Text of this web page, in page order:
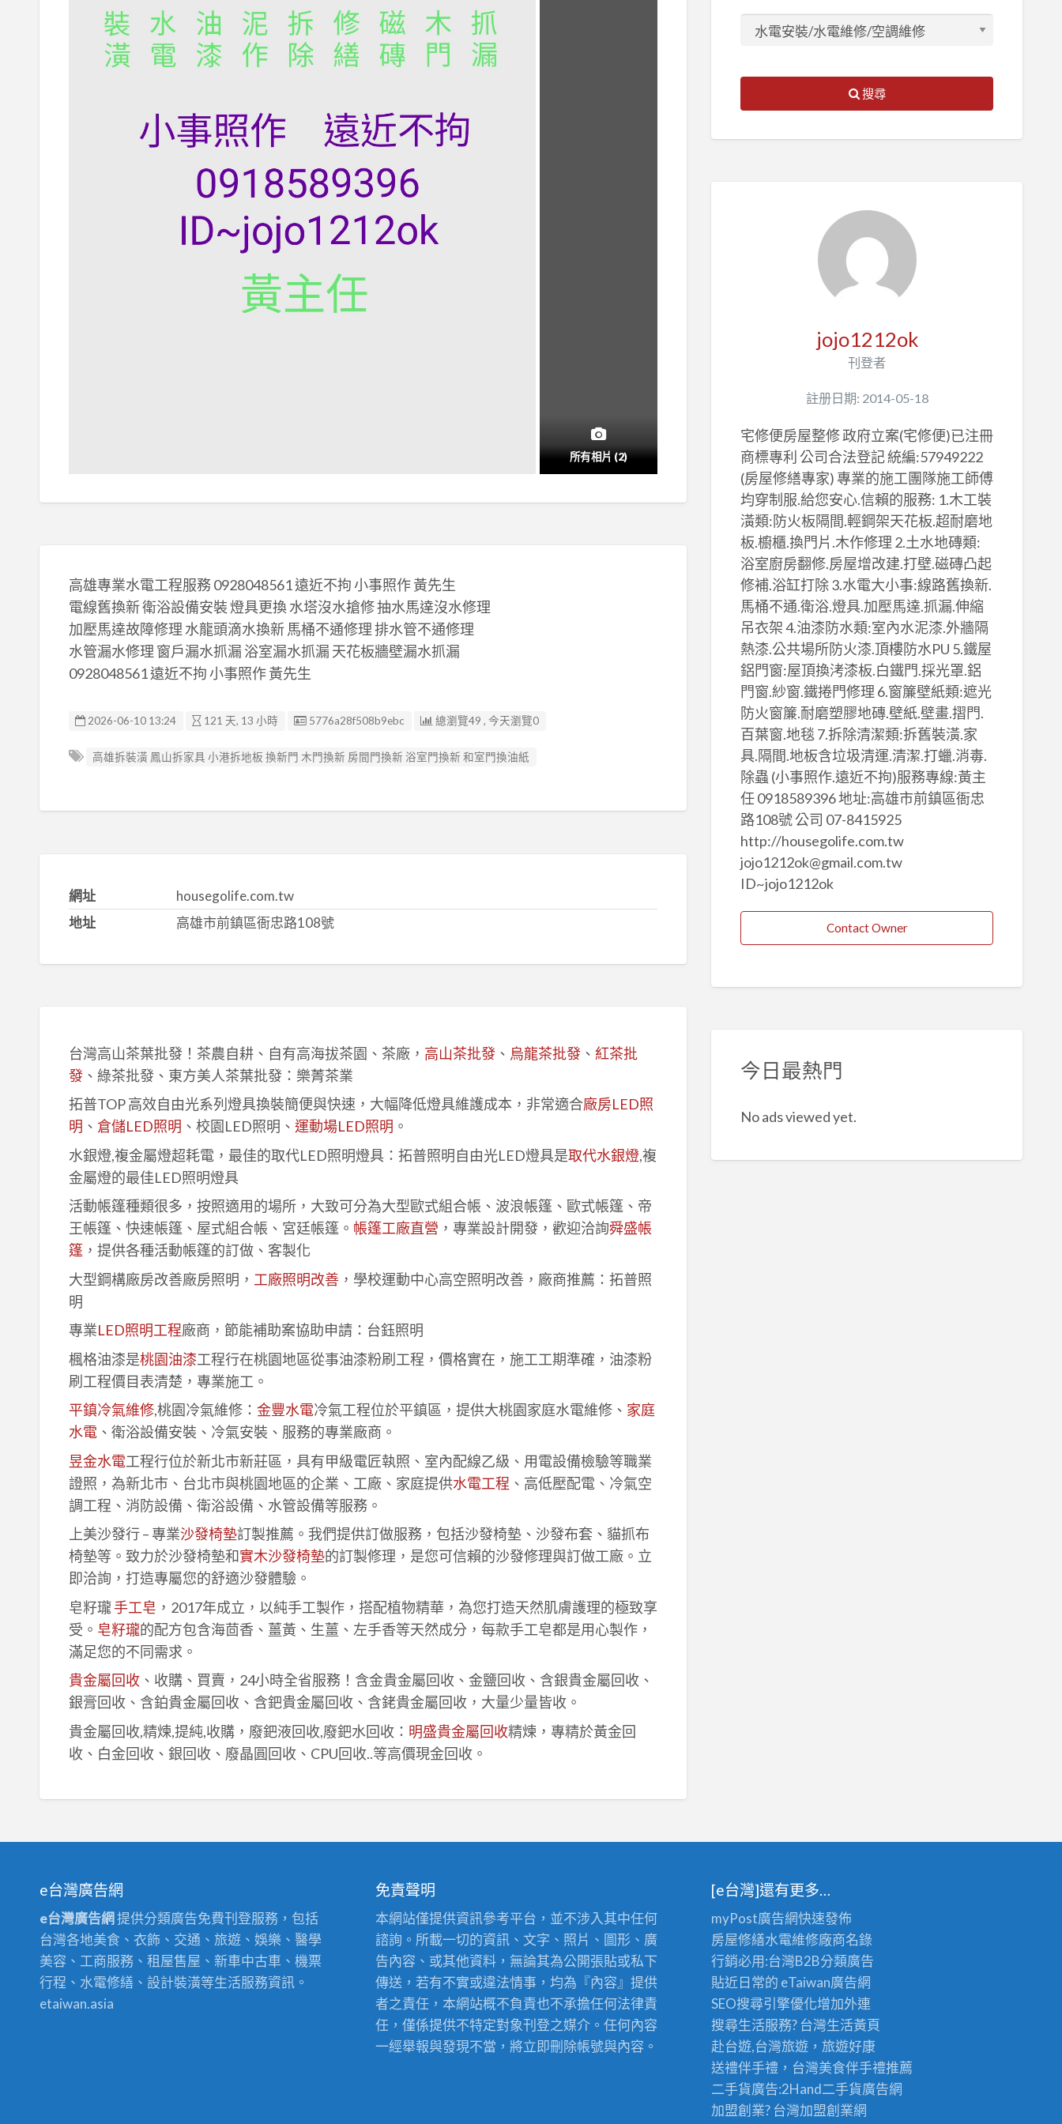
所有相片 (2)
高雄專業水電工程服務 0928048561 遠近不拘 小事照作 黃先生
電線舊換新 衛浴設備安裝 燈具更換 水塔沒水搶修 抽水馬達沒水修理
加壓馬達故障修理 水龍頭滴水換新 馬桶不通修理 排水管不通修理
水管漏水修理 窗戶漏水抓漏 浴室漏水抓漏 天花板牆壁漏水抓漏
0928048561 遠近不拘 小事照作 黃先生
2026-06-10 13:24 121 天, 13 小時 廣告编號
5776a28f508b9ebc 總瀏覽49 , 今天瀏覽0
高雄拆裝潢 鳳山拆家具 小港拆地板 換新門 木門換新 房間門換新 浴室門換新 和室門換油紙
網址
housegolife.com.tw
地址
高雄市前鎮區衙忠路108號
台灣高山茶葉批發！茶農自耕、自有高海拔茶園、茶廠， 高山茶批發、 烏龍茶批發、 紅茶批
發、綠茶批發、東方美人茶葉批發：樂菁茶業
拓普TOP 高效自由光系列燈具換裝簡便與快速，大幅降低燈具維護成本，非常適合廠房LED照
明 、 倉儲LED照明 、校園LED照明、 運動場LED照明 。
水銀燈,複金屬燈超耗電，最佳的取代LED照明燈具：拓普照明自由光LED燈具是取代水銀燈,複
金屬燈的最佳LED照明燈具
活動帳篷種類很多，按照適用的場所，大致可分為大型歐式組合帳、波浪帳篷、歐式帳篷、帝
王帳篷、快速帳篷、屋式組合帳、宮廷帳篷。 帳篷工廠直營 ，專業設計開發，歡迎洽詢舜盛帳
篷，提供各種活動帳篷的訂做、客製化
大型鋼構廠房改善廠房照明， 工廠照明改善，學校運動中心高空照明改善，廠商推薦：拓普照
明
專業LED照明工程廠商，節能補助案協助申請：台鈺照明
楓格油漆是桃園油漆工程行在桃園地區從事油漆粉刷工程，價格實在，施工工期準確，油漆粉
刷工程價目表清楚，專業施工。
平鎮冷氣維修,桃園冷氣維修： 金豐水電冷氣工程位於平鎮區，提供大桃園家庭水電維修、 家庭
水電、衛浴設備安裝、冷氣安裝、服務的專業廠商。
昱金水電工程行位於新北市新莊區，具有甲級電匠執照、室內配線乙級、用電設備檢驗等職業
證照，為新北市、台北市與桃園地區的企業、工廠、家庭提供水電工程 、高低壓配電、冷氣空
調工程、消防設備、衛浴設備、水管設備等服務。
上美沙發行 – 專業沙發椅墊訂製推薦。我們提供訂做服務，包括沙發椅墊、沙發布套、貓抓布
椅墊等。致力於沙發椅墊和實木沙發椅墊的訂製修理，是您可信賴的沙發修理與訂做工廠。立
即洽詢，打造專屬您的舒適沙發體驗。
皂籽瓏手工皂 ，2017年成立，以純手工製作，搭配植物精華，為您打造天然肌膚護理的極致享
受。 皂籽瓏的配方包含海茴香、薑黃、生薑、左手香等天然成分，每款手工皂都是用心製作，
滿足您的不同需求。
貴金屬回收、收購、買賣，24小時全省服務！含金貴金屬回收、金鹽回收、含銀貴金屬回收、
銀膏回收、含鉑貴金屬回收、含鈀貴金屬回收、含銠貴金屬回收，大量少量皆收。
貴金屬回收,精煉,提純,收購，廢鈀液回收,廢鈀水回收： 明盛貴金屬回收精煉，專精於黃金回
收、白金回收、銀回收、廢晶圓回收、CPU回收..等高價現金回收。
搜尋
jojo1212ok
刊登者
註册日期: 2014-05-18
宅修便房屋整修 政府立案(宅修便)已注冊
商標專利 公司合法登記 統編:57949222
(房屋修繕專家) 專業的施工團隊施工師傅
均穿制服.給您安心.信賴的服務: 1.木工裝
潢類:防火板隔間.輕鋼架天花板.超耐磨地
板.櫥櫃.換門片.木作修理 2.土水地磚類:
浴室廚房翻修.房屋增改建.打壁.磁磚凸起
修補.浴缸打除 3.水電大小事:線路舊換新.
馬桶不通.衛浴.燈具.加壓馬達.抓漏.伸縮
吊衣架 4.油漆防水類:室內水泥漆.外牆隔
熱漆.公共場所防火漆.頂樓防水PU 5.鐵屋
鋁門窗:屋頂換洘漆板.白鐵門.採光罩.鋁
門窗.紗窗.鐵捲門修理 6.窗簾壁紙類:遮光
防火窗簾.耐磨塑膠地磚.壁紙.壁畫.摺門.
百葉窗.地毯 7.拆除清潔類:拆舊裝潢.家
具.隔間.地板含垃圾清運.清潔.打蠟.消毒.
除蟲 (小事照作.遠近不拘)服務專線:黃主
任 0918589396 地址:高雄市前鎮區衙忠
路108號 公司 07-8415925
http://housegolife.com.tw
jojo1212ok@gmail.com.tw
ID~jojo1212ok
Contact Owner
今日最熱門
No ads viewed yet.
e台灣廣告網
e台灣廣告網提供分類廣告免費刊登服務，包括
台灣各地美食、衣飾、交通、旅遊、娛樂、醫學
美容、工商服務、租屋售屋、新車中古車、機票
行程、水電修繕、設計裝潢等生活服務資訊。
etaiwan.asia
免責聲明
本網站僅提供資訊參考平台，並不涉入其中任何
諮詢。所載一切的資訊、文字、照片、圖形、廣
告內容、或其他資料，無論其為公開張貼或私下
傳送，若有不實或違法情事，均為『內容』提供
者之責任，本網站概不負責也不承擔任何法律責
任，僅係提供不特定對象刊登之媒介。任何內容
一經舉報與發現不當，將立即刪除帳號與內容。
[e台灣]還有更多…
myPost廣告網快速發佈
房屋修繕水電維修廠商名錄
行銷必用:台灣B2B分類廣告
貼近日常的 eTaiwan廣告網
SEO搜尋引擎優化增加外連
搜尋生活服務? 台灣生活黃頁
赴台遊,台灣旅遊 ，旅遊好康
送禮伴手禮，台灣美食伴手禮推薦
二手貨廣告:2Hand二手貨廣告網
加盟創業? 台灣加盟創業網